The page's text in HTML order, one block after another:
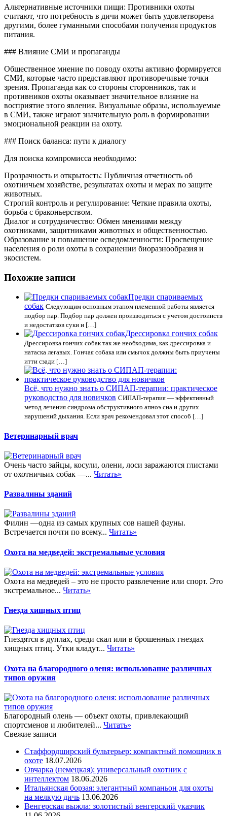
Альтернативные источники пищи: Противники охоты
считают, что потребность в дичи может быть удовлетворена
другими, более гуманными способами получения продуктов
питания.
### Влияние СМИ и пропаганды
Общественное мнение по поводу охоты активно формируется
СМИ, которые часто представляют противоречивые точки
зрения. Пропаганда как со стороны сторонников, так и
противников охоты оказывает значительное влияние на
восприятие этого явления. Визуальные образы, используемые
в СМИ, также играют значительную роль в формировании
эмоциональной реакции на охоту.
### Поиск баланса: пути к диалогу
Для поиска компромисса необходимо:
Прозрачность и открытость: Публичная отчетность об
охотничьем хозяйстве, результатах охоты и мерах по защите
животных.
Строгий контроль и регулирование: Четкие правила охоты,
борьба с браконьерством.
Диалог и сотрудничество: Обмен мнениями между
охотниками, защитниками животных и общественностью.
Образование и повышение осведомленности: Просвещение
населения о роли охоты в сохранении биоразнообразия и
экосистем.
Похожие записи
Предки спариваемых
собак Следующим основным этапом племенной работы является
подбор пар. Подбор пар должен производиться с учетом достоинств
и недостатков суки и […]
Дрессировка гончих собак
Дрессировка гончих собак так же необходима, как дрессировка и
натаска легавых. Гончая собака или смычок должны быть приучены
итти сзади […]
Всё, что нужно знать о СИПАП-терапии: практическое
руководство для новичков СИПАП-терапия — эффективный
метод лечения синдрома обструктивного апноэ сна и других
нарушений дыхания. Если врач рекомендовал этот способ […]
Ветеринарный врач
Очень часто зайцы, косули, олени, лоси заражаются глистами
от охотничьих собак —... Читать»
Развалины зданий
Филин —одна из самых крупных сов нашей фауны.
Встречается почти по всему... Читать»
Охота на медведей: экстремальные условия
Охота на медведей – это не просто развлечение или спорт. Это
экстремальное... Читать»
Гнезда хищных птиц
Гпездятся в дуплах, среди скал или в брошенных гнездах
хищных птиц. Утки кладут... Читать»
Охота на благородного оленя: использование различных
типов оружия
Благородный олень — объект охоты, привлекающий
спортсменов и любителей... Читать»
Свежие записи
Стаффордширский бультерьер: компактный помощник в
охоте 18.07.2026
Овчарка (немецкая): универсальный охотник с
интеллектом 18.06.2026
Итальянская борзая: элегантный компаньон для охоты
на мелкую дичь 13.06.2026
Венгерская выжла: золотистый венгерский указчик